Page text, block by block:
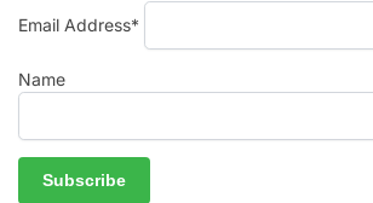
Email Address*
Name